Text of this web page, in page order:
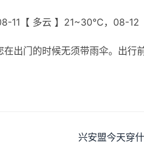
【 多云 】21~30℃，08-12
出门的时候无须带雨伞。出行
兴安盟今天穿